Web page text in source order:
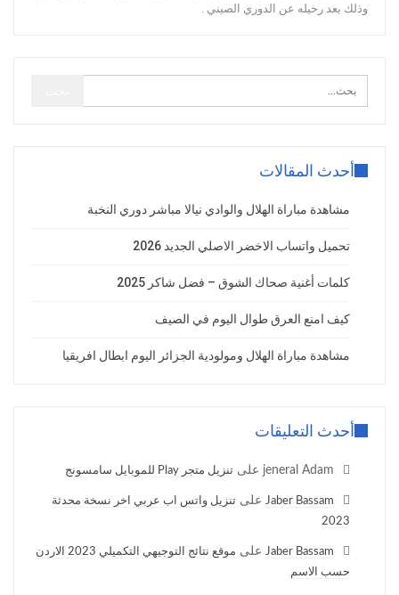
وذلك بعد رحيله عن الدوري الصيني .
أحدث المقالات
مشاهدة مباراة الهلال والوادي نيالا مباشر دوري النخبة
تحميل واتساب الاخضر الاصلي الجديد 2026
كلمات أغنية صحاك الشوق – فضل شاكر 2025
كيف امنع العرق طوال اليوم في الصيف
مشاهدة مباراة الهلال ومولودية الجزائر اليوم ابطال افريقيا
أحدث التعليقات
jeneral Adam على تنزيل متجر Play للموبايل سامسونج
Jaber Bassam على تنزيل واتس اب عربي اخر نسخة محدثة
2023
Jaber Bassam على
موقع نتائج التوجيهي التكميلي 2023 الاردن
حسب الاسم